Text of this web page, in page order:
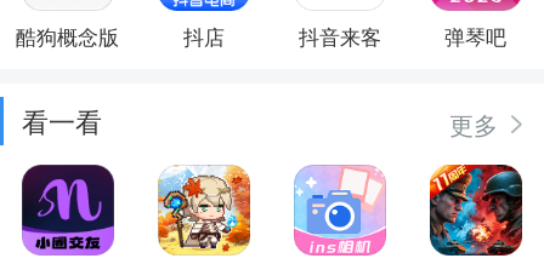
酷狗概念版 抖店 抖音来客 弹琴吧
看一看 更多